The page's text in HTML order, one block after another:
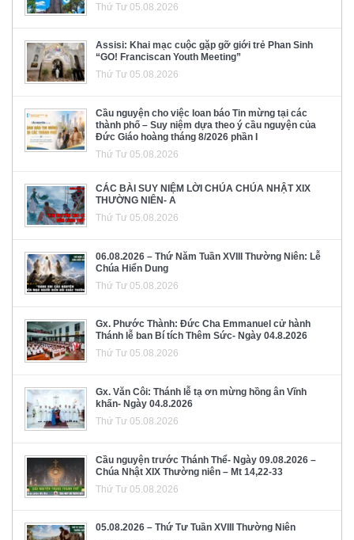
Thứ Tư 05.08.2026
Assisi: Khai mạc cuộc gặp gỡ giới trẻ Phan Sinh
“GO! Franciscan Youth Meeting”
Thứ Tư 05.08.2026
Cầu nguyện cho việc loan báo Tin mừng tại các
thành phố – Suy niệm dựa theo ý cầu nguyện của
Đức Giáo hoàng tháng 8/2026 phần I
Thứ Tư 05.08.2026
CÁC BÀI SUY NIỆM LỜI CHÚA CHÚA NHẬT XIX
THƯỜNG NIÊN- A
Thứ Tư 05.08.2026
06.08.2026 – Thứ Năm Tuần XVIII Thường Niên: Lễ
Chúa Hiển Dung
Thứ Tư 05.08.2026
Gx. Phước Thành: Đức Cha Emmanuel cử hành
Thánh lễ ban Bí tích Thêm Sức- Ngày 04.8.2026
Thứ Tư 05.08.2026
Gx. Văn Côi: Thánh lễ tạ ơn mừng hồng ân Vĩnh
khấn- Ngày 04.8.2026
Thứ Tư 05.08.2026
Cầu nguyện trước Thánh Thể- Ngày 09.08.2026 –
Chúa Nhật XIX Thường niên – Mt 14,22-33
Thứ Tư 05.08.2026
05.08.2026 – Thứ Tư Tuần XVIII Thường Niên